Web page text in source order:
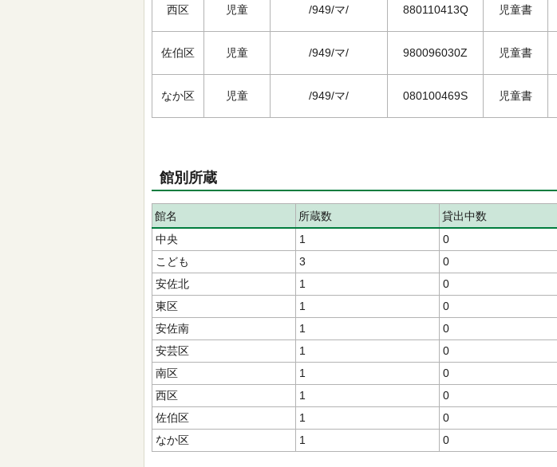
西区 児童 /949/マ/ 880110413Q 児童書
佐伯区 児童 /949/マ/ 980096030Z 児童書
なか区 児童 /949/マ/ 080100469S 児童書
館別所蔵
館名 所蔵数 貸出中数
中央
1 0
こども
3 0
安佐北
1 0
東区
1 0
安佐南
1 0
安芸区
1 0
南区
1 0
西区
1 0
佐伯区
1 0
なか区
1 0